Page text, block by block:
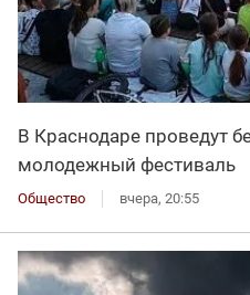
В Краснодаре проведут
молодежный фестиваль
Общество вчера, 20:55